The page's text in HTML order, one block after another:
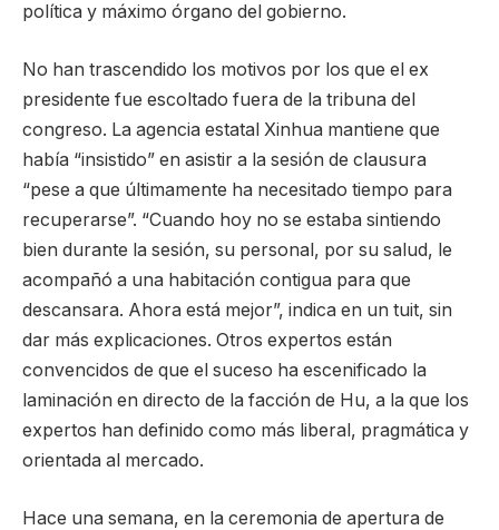
política y máximo órgano del gobierno.
No han trascendido los motivos por los que el ex
presidente fue escoltado fuera de la tribuna del
congreso. La agencia estatal Xinhua mantiene que
había “insistido” en asistir a la sesión de clausura
“pese a que últimamente ha necesitado tiempo para
recuperarse”. “Cuando hoy no se estaba sintiendo
bien durante la sesión, su personal, por su salud, le
acompañó a una habitación contigua para que
descansara. Ahora está mejor”, indica en un tuit, sin
dar más explicaciones. Otros expertos están
convencidos de que el suceso ha escenificado la
laminación en directo de la facción de Hu, a la que los
expertos han definido como más liberal, pragmática y
orientada al mercado.
Hace una semana, en la ceremonia de apertura de